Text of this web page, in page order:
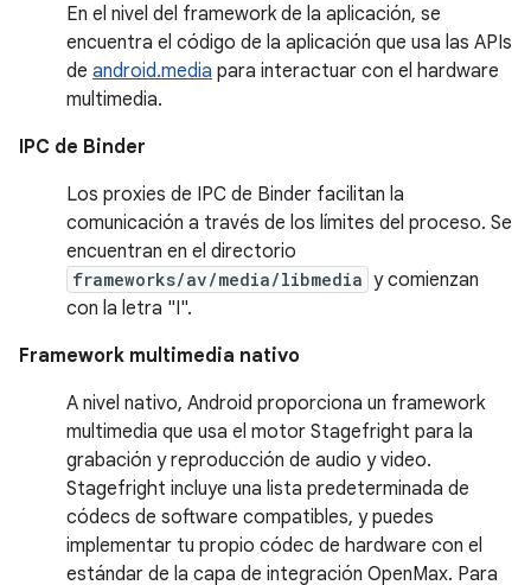
En el nivel del framework de la aplicación, se
encuentra el código de la aplicación que usa las APIs
de android.media para interactuar con el hardware
multimedia.
IPC de Binder
Los proxies de IPC de Binder facilitan la
comunicación a través de los límites del proceso. Se
encuentran en el directorio
frameworks/av/media/libmedia y comienzan
con la letra "I".
Framework multimedia nativo
A nivel nativo, Android proporciona un framework
multimedia que usa el motor Stagefright para la
grabación y reproducción de audio y video.
Stagefright incluye una lista predeterminada de
códecs de software compatibles, y puedes
implementar tu propio códec de hardware con el
estándar de la capa de integración OpenMax. Para